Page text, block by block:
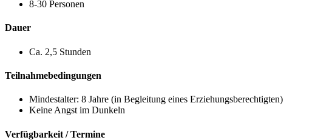
8-30 Personen
Dauer
Ca. 2,5 Stunden
Teilnahmebedingungen
Mindestalter: 8 Jahre (in Begleitung eines Erziehungsberechtigten)
Keine Angst im Dunkeln
Verfügbarkeit / Termine